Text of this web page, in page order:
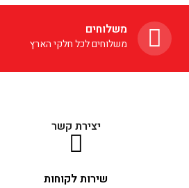
משלוחים
משלוחים לכל חלקי הארץ
יצירת קשר
שירות לקוחות